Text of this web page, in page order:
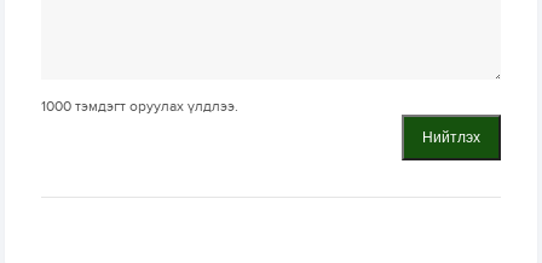
1000 тэмдэгт оруулах үлдлээ.
Нийтлэх